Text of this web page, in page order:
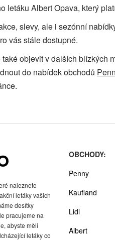
letáku Albert Opava, který
slevy, ale i sezónní
vás stále dostupné.
objevit v dalších blízkých
do nabídek obchodů
naleznete
letáky vašich
desítky
pracujeme na
abyste měli
letáky co
OBCHODY:
Penny
Kaufland
Lidl
Albert